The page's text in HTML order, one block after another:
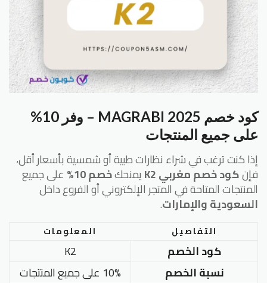
كود خصم MAGRABI 2025 – وفر 10%
على جميع المنتجات
إذا كنت ترغب في شراء نظارات طبية أو شمسية بأسعار أقل،
فإنكود خصم مغربي K2 يمنحكخصم 10% على جميع
المنتجات المتاحة في المتجر الإلكتروني أو الفروع داخل
السعودية والإمارات.
التفاصيل المعلومات
كود الخصم
K2
نسبة الخصم
10% على جميع المنتجات